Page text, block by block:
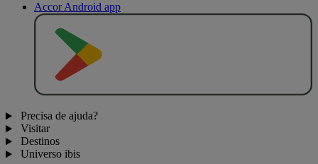
Accor Android app
Precisa de ajuda?
Visitar
Destinos
Universo ibis